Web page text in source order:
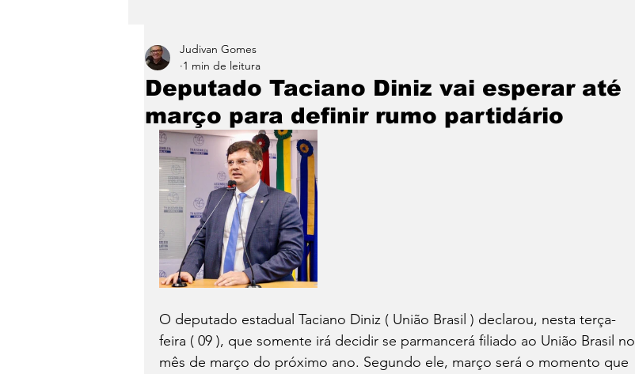
Entretenimento
Deputado Taciano Diniz vai esperar até
março para definir rumo partidário
Judivan Gomes
1 min de leitura
O deputado estadual Taciano Diniz ( União Brasil ) declarou, nesta terça-
feira ( 09 ), que somente irá decidir se parmancerá filiado ao União Brasil no
mês de março do próximo ano. Segundo ele, março será o momento que